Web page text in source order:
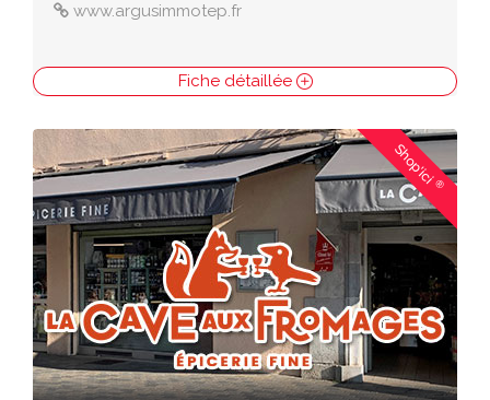
www.argusimmotep.fr
Fiche détaillée
Shop'ici®